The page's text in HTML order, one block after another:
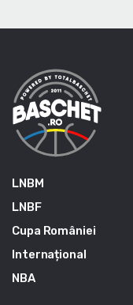
LNBM
LNBF
Cupa României
Internațional
NBA